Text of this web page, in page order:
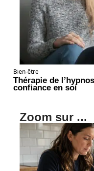
Bien-être
Thérapie de
confiance en soi
Zoom sur ...